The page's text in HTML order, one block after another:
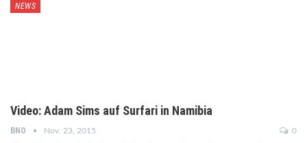
NEWS
Video: Adam Sims auf Surfari in Namibia
BNO Nov. 23, 2015 0